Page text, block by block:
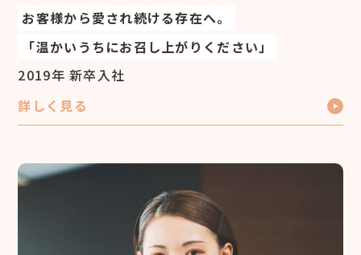
お客様から愛され続ける存在へ。
「温かいうちにお召し上がりください」
2019年 新卒入社
詳しく見る